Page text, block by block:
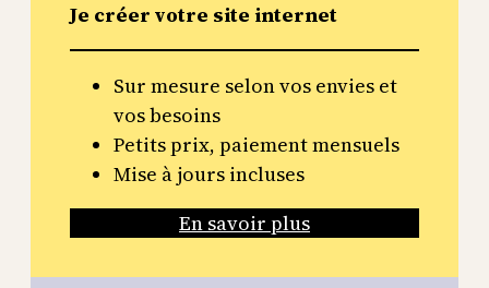
Je créer votre site internet
Sur mesure selon vos envies et
vos besoins
Petits prix, paiement mensuels
Mise à jours incluses
En savoir plus